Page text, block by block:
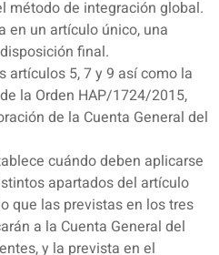
método de integración global.
en un artículo único, una
final.
artículos 5, 7 y 9 así como la
la Orden HAP/1724/2015,
de la Cuenta General del
cuándo deben aplicarse
apartados del artículo
que las previstas en los tres
a la Cuenta General del
y la prevista en el